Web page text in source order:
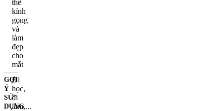
thế
kính
gọng
và
làm
đẹp
cho
mắt
GỢI
Ý
SỬ
DỤNG
Đi
học,
đi
làm,...